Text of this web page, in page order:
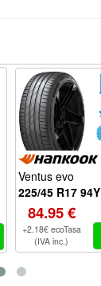
Ventus evo
225/45 R17 94Y
84.95 €
+2.18€ ecoTasa
(IVA inc.)